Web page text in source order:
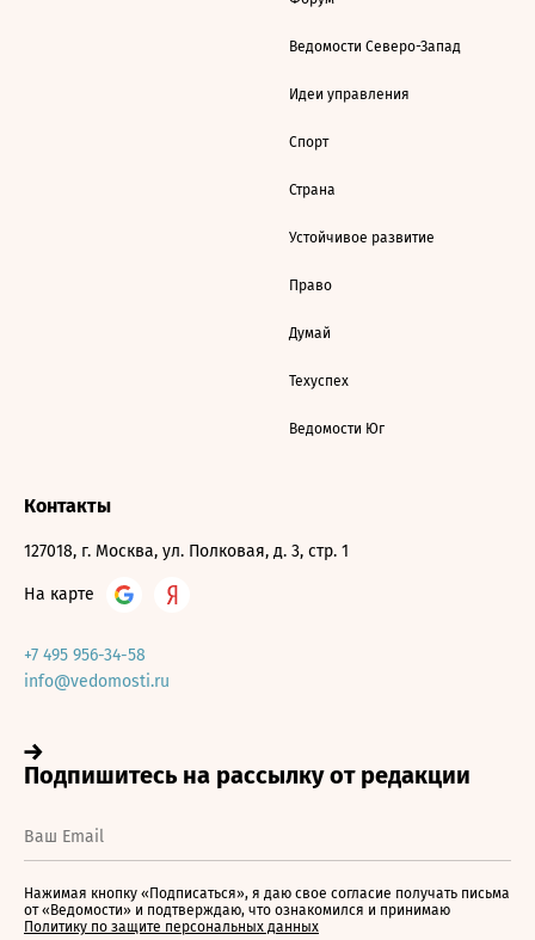
Ведомости Северо-Запад
Идеи управления
Спорт
Страна
Устойчивое развитие
Право
Думай
Техуспех
Ведомости Юг
Контакты
127018, г. Москва, ул. Полковая, д. 3, стр. 1
На карте
+7 495 956-34-58
info@vedomosti.ru
Нажимая кнопку «Подписаться», я даю свое согласие получать письма
от «Ведомости» и подтверждаю, что ознакомился и принимаю
Политику по защите персональных данных